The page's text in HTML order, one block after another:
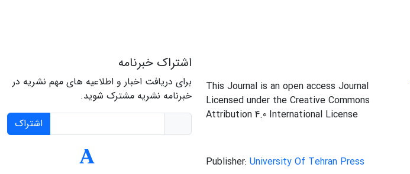
This Journal is an open access Journal
Licensed under the Creative Commons
Attribution 4.0 International License
Publisher: University Of Tehran Press
اشتراک خبرنامه
برای دریافت اخبار و اطلاعیه های مهم نشریه در
خبرنامه نشریه مشترک شوید.
اشتراک